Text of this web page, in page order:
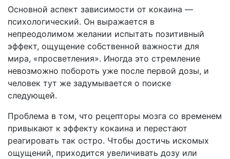
Основной аспект зависимости от кокаина —
психологический. Он выражается в
непреодолимом желании испытать позитивный
эффект, ощущение собственной важности для
мира, «просветления». Иногда это стремление
невозможно побороть уже после первой дозы, и
человек тут же задумывается о поиске
следующей.
Проблема в том, что рецепторы мозга со временем
привыкают к эффекту кокаина и перестают
реагировать так остро. Чтобы достичь искомых
ощущений, приходится увеличивать дозу или